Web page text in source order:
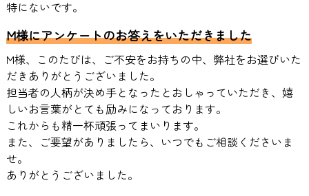
特にないです。
M様にアンケートのお答えをいただきました
M様、このたびは、ご不安をお持ちの中、弊社をお選びいた
だきありがとうございました。
担当者の人柄が決め手となったとおしゃっていただき、嬉
しいお言葉がとても励みになっております。
これからも精一杯頑張ってまいります。
また、ご要望がありましたら、いつでもご相談くださいま
せ。
ありがとうございました。